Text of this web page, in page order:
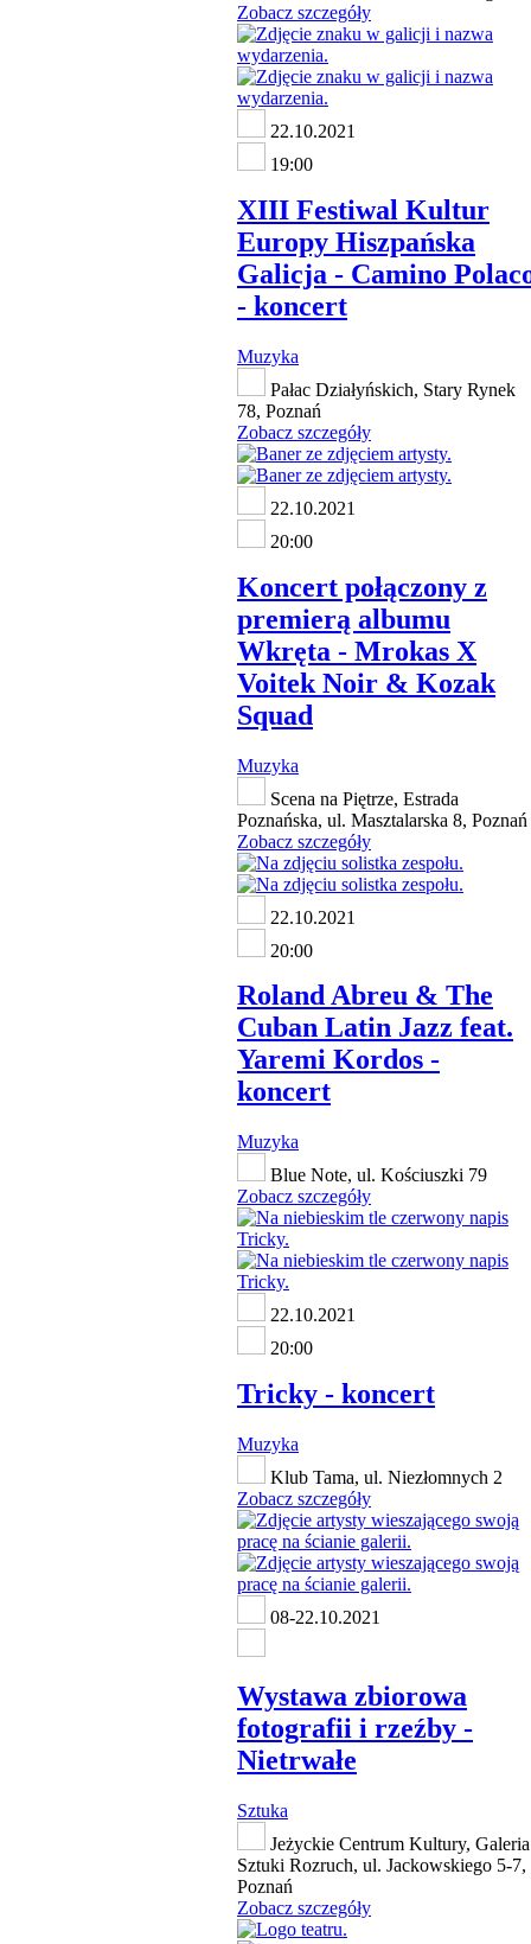
Zobacz szczegóły
22.10.2021
19:00
XIII Festiwal Kultur
Europy Hiszpańska
Galicja - Camino
- koncert
Muzyka
Pałac Działyńskich, Stary Rynek
78, Poznań
Zobacz szczegóły
22.10.2021
20:00
Koncert połączony z
premierą albumu
Wkręta - Mrokas X
Voitek Noir & Kozak
Squad
Muzyka
Scena na Piętrze, Estrada
Poznańska, ul. Masztalarska 8, Poznań
Zobacz szczegóły
22.10.2021
20:00
Roland Abreu & The
Cuban Latin Jazz feat.
Yaremi Kordos -
koncert
Muzyka
Blue Note, ul. Kościuszki 79
Zobacz szczegóły
22.10.2021
20:00
Tricky - koncert
Muzyka
Klub Tama, ul. Niezłomnych 2
Zobacz szczegóły
08-22.10.2021
Wystawa zbiorowa
fotografii i rzeźby -
Nietrwałe
Sztuka
Jeżyckie Centrum Kultury, Galeria
Sztuki Rozruch, ul. Jackowskiego 5-7,
Poznań
Zobacz szczegóły